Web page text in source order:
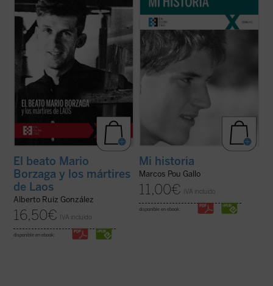
sacerdote. Fue martirizado poco después,
en 1960, a sus 27 años. Escribió un
precioso diario que da voz a su vocación de
misionero oblato, que ilumina la ...
(ver
ficha)
El beato Mario
Borzaga y los mártires
de Laos
Alberto Ruiz González
16,50€ IVA incluido
disponible en ebook:
único que la salva de ser una historia
en mi vida. Por lo tanto, es más bien la
historia de lo que Cristo ha hecho ...(ver
Mi historia
Marcos Pou Gallo
11,00€ IVA incluido
disponible en ebook: